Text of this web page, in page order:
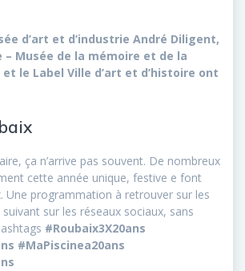
d’art et d’industrie André Diligent,
Musée de la mémoire et de la
le Label Ville d’art et d’histoire ont
ça n’arrive pas souvent. De nombreux
cette année unique, festive e font
Une programmation à retrouver sur les
sur les réseaux sociaux, sans
#Roubaix3X20ans
#MaPiscinea20ans